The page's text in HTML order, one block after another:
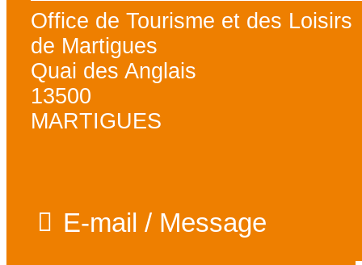
Office de Tourisme et des Loisirs
de Martigues
Quai des Anglais
13500
MARTIGUES
E-mail / Message